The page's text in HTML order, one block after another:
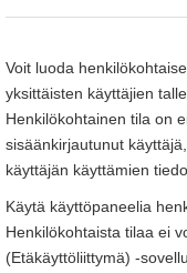
Voit luoda
yksittäisten käyttäjien
Henkilökohtainen tila on
sisäänkirjautunut
käyttäjän käyttämien
Käytä käyttöpaneelia
Henkilökohtaista tilaa ei
(Etäkäyttöliittymä) -